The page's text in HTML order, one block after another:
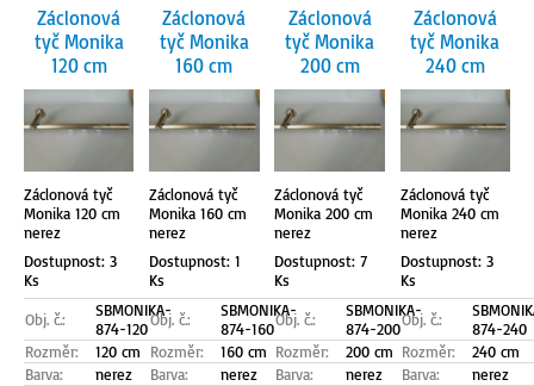
Záclonová
tyč Monika
120 cm
Záclonová tyč
Monika 120 cm
nerez
Dostupnost: 3
Ks
Obj. č.:
SBMONIKA-
874-120
Rozměr:
120 cm
Barva:
nerez
Záclonová
tyč Monika
160 cm
Záclonová tyč
Monika 160 cm
nerez
Dostupnost: 1
Ks
Obj. č.:
SBMONIKA-
874-160
Rozměr:
160 cm
Barva:
nerez
Záclonová
tyč Monika
200 cm
Záclonová tyč
Monika 200 cm
nerez
Dostupnost: 7
Ks
Obj. č.:
SBMONIKA-
874-200
Rozměr:
200 cm
Barva:
nerez
Záclonová
tyč Monika
240 cm
Záclonová tyč
Monika 240 cm
nerez
Dostupnost: 3
Ks
Obj. č.:
874-240
Rozměr:
240 cm
Barva:
nerez